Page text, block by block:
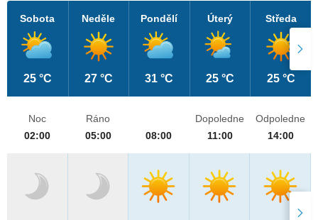
Sobota
25 °C
Neděle
27 °C
Pondělí
31 °C
Úterý
25 °C
Středa
25 °C
Noc
02:00
Ráno
05:00
08:00
Dopoledne
11:00
Odpoledne
14:00